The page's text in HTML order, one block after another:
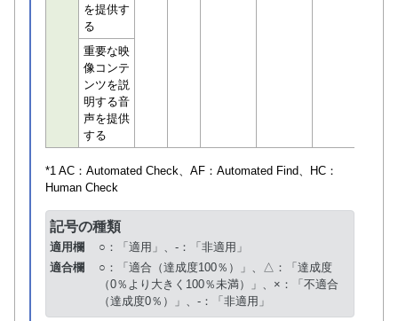
を提供す
る
重要な映
像コンテ
ンツを説
明する音
声を提供
する
*1 AC： Automated Check、AF： Automated Find、HC：
Human Check
記号の種類
適用欄
○：「適用」、-：「非適用」
適合欄
○：「適合（達成度100％）」、△：「達成度
（0％より大きく100％未満）」、×：「不適合
（達成度0％）」、-：「非適用」